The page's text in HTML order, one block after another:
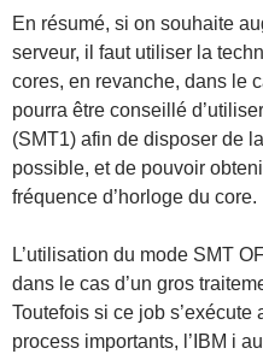
En résumé, si on souhaite
serveur, il faut utiliser la
cores, en revanche, dans le
pourra être conseillé
(SMT1) afin de disposer de
possible, et de pouvoir
fréquence d’horloge du core.
L’utilisation du mode SMT
dans le cas d’un gros
Toutefois si ce job s’exécute
process importants, l’IBM i